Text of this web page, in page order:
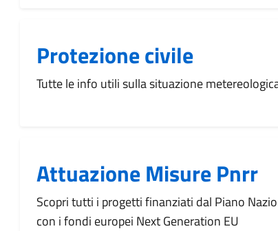
Protezione civile
Tutte le info utili sulla situazione
Attuazione Misure Pnrr
Scopri tutti i progetti finanziati dal Piano
con i fondi europei Next Generation EU